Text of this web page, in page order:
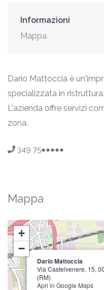
Informazioni
Mappa
Dario Mattoccia è
specializzata in
L'azienda offre servizi
zona.
349 75●●●●●
Mappa
Dario Mattoccia
Via Castelvenere, 15,
(RM)
Apri in Google Maps
+
−